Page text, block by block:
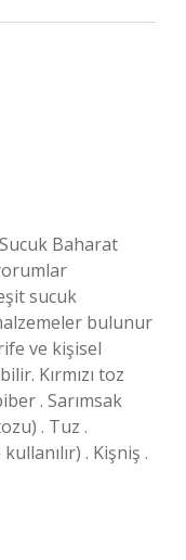
Baharat
sucuk
bulunur
ve kişisel
Kırmızı toz
. Sarımsak
. Tuz .
. Kişniş .